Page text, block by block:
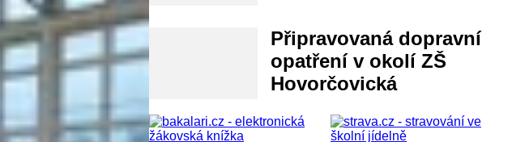
Připravovaná dopravní
opatření v okolí ZŠ
Hovorčovická